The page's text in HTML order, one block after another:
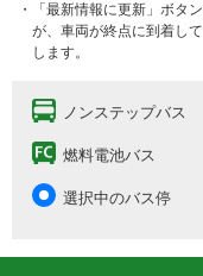
・「最新情報に更新」ボタ
が、車両が終点に到着し
します。
ノンステップバス
燃料電池バス
選択中のバス停